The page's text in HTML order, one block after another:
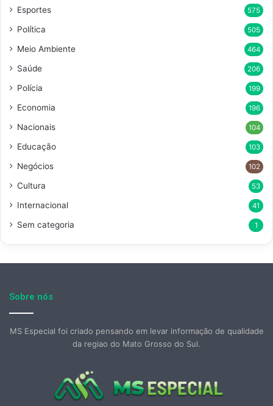
Esportes 575
Política 505
Meio Ambiente 464
Saúde 206
Polícia 199
Economia 196
Nacionais 104
Educação 103
Negócios 102
Cultura 53
Internacional 41
Sem categoria 1
Sobre nós
MS Especial foi criado pensando em levar informação de qualidade
da regiao do Mato Grosso do Sul.